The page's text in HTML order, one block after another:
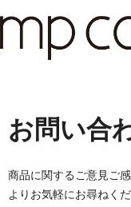
お問い合
商品に関するご意見ご
よりお気軽にお尋ねくだ